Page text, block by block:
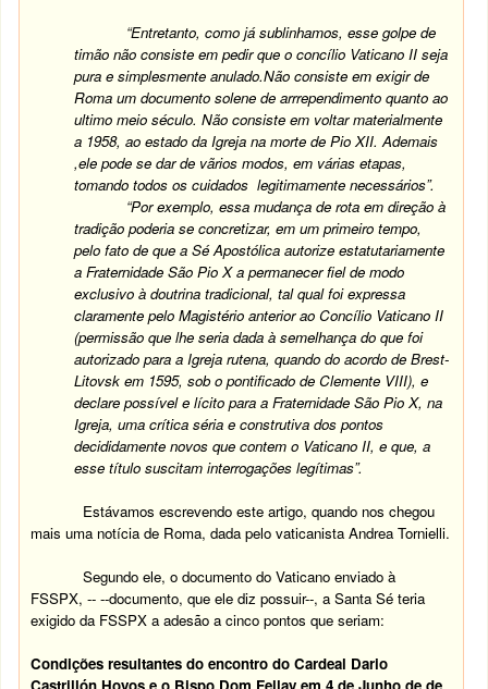
“Entretanto, como já sublinhamos, esse golpe de
timão não consiste em pedir que o concílio Vaticano II seja
pura e simplesmente anulado.Não consiste em exigir de
Roma um documento solene de arrrependimento quanto ao
ultimo meio século. Não consiste em voltar materialmente
a 1958, ao estado da Igreja na morte de Pio XII. Ademais
,ele pode se dar de vãrios modos, em várias etapas,
tomando todos os cuidados legitimamente necessários”.
“Por exemplo, essa mudança de rota em direção à
tradição poderia se concretizar, em um primeiro tempo,
pelo fato de que a Sé Apostólica autorize estatutariamente
a Fraternidade São Pio X a permanecer fiel de modo
exclusivo à doutrina tradicional, tal qual foi expressa
claramente pelo Magistério anterior ao Concílio Vaticano II
(permissão que lhe seria dada à semelhança do que foi
autorizado para a Igreja rutena, quando do acordo de Brest-
Litovsk em 1595, sob o pontificado de Clemente VIII), e
declare possível e lícito para a Fraternidade São Pio X, na
Igreja, uma crítica séria e construtiva dos pontos
decididamente novos que contem o Vaticano II, e que, a
esse título suscitam interrogações legítimas”.
Estávamos escrevendo este artigo, quando nos chegou
mais uma notícia de Roma, dada pelo vaticanista Andrea Tornielli.
Segundo ele, o documento do Vaticano enviado à
FSSPX, -- --documento, que ele diz possuir--, a Santa Sé teria
exigido da FSSPX a adesão a cinco pontos que seriam:
Condições resultantes do encontro do Cardeal Dario